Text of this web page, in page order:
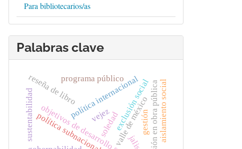
Para bibliotecarios/as
Palabras clave
política internacional
política subnacional
reseña de libro
valle de méxicoinversión en obra públicaaislamiento social
exclusión social
soledad
vejez
programa público
gestión
sustentabilidad